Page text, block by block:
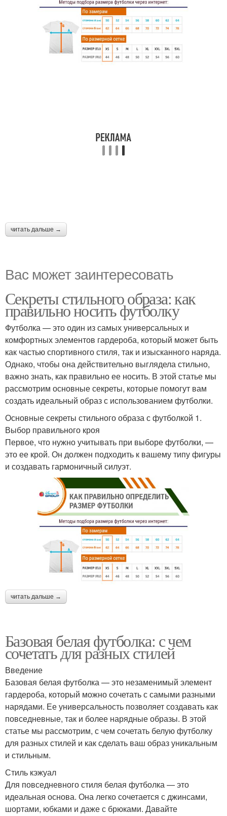
читать дальше →
Вас может заинтересовать
Секреты стильного образа: как
правильно носить футболку
Футболка — это один из самых универсальных и
комфортных элементов гардероба, который может быть
как частью спортивного стиля, так и изысканного наряда.
Однако, чтобы она действительно выглядела стильно,
важно знать, как правильно ее носить. В этой статье мы
рассмотрим основные секреты, которые помогут вам
создать идеальный образ с использованием футболки.
Основные секреты стильного образа с футболкой 1.
Выбор правильного кроя
Первое, что нужно учитывать при выборе футболки, —
это ее крой. Он должен подходить к вашему типу фигуры
и создавать гармоничный силуэт.
читать дальше →
Базовая белая футболка: с чем
сочетать для разных стилей
Введение
Базовая белая футболка — это незаменимый элемент
гардероба, который можно сочетать с самыми разными
нарядами. Ее универсальность позволяет создавать как
повседневные, так и более нарядные образы. В этой
статье мы рассмотрим, с чем сочетать белую футболку
для разных стилей и как сделать ваш образ уникальным
и стильным.
Стиль кэжуал
Для повседневного стиля белая футболка — это
идеальная основа. Она легко сочетается с джинсами,
шортами, юбками и даже с брюками. Давайте